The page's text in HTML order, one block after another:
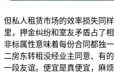
但私人租赁市场的效率损失同
里，押金纠纷和室友矛盾占了
非标属性意味着每份合同都独
二房东转租没经业主同意、有
一段友谊。便宜是真便宜，麻烦